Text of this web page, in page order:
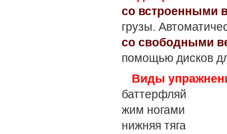
со встроенными
грузы.
со свободными
помощью дисков
Виды
баттерфляй
жим ногами
нижняя тяга